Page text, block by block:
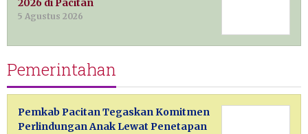
2026 di Pacitan
5 Agustus 2026
Pemerintahan
Pemkab Pacitan Tegaskan Komitmen
Perlindungan Anak Lewat Penetapan